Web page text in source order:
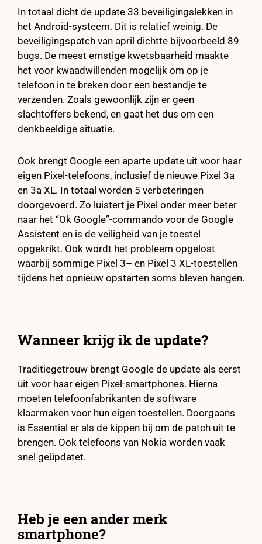
In totaal dicht de update 33 beveiligingslekken in
het Android-systeem. Dit is relatief weinig. De
beveiligingspatch van april dichtte bijvoorbeeld 89
bugs. De meest ernstige kwetsbaarheid maakte
het voor kwaadwillenden mogelijk om op je
telefoon in te breken door een bestandje te
verzenden. Zoals gewoonlijk zijn er geen
slachtoffers bekend, en gaat het dus om een
denkbeeldige situatie.
Ook brengt Google een aparte update uit voor haar
eigen Pixel-telefoons, inclusief de nieuwe Pixel 3a
en 3a XL. In totaal worden 5 verbeteringen
doorgevoerd. Zo luistert je Pixel onder meer beter
naar het “Ok Google”-commando voor de Google
Assistent en is de veiligheid van je toestel
opgekrikt. Ook wordt het probleem opgelost
waarbij sommige Pixel 3– en Pixel 3 XL-toestellen
tijdens het opnieuw opstarten soms bleven hangen.
Wanneer krijg ik de update?
Traditiegetrouw brengt Google de update als eerst
uit voor haar eigen Pixel-smartphones. Hierna
moeten telefoonfabrikanten de software
klaarmaken voor hun eigen toestellen. Doorgaans
is Essential er als de kippen bij om de patch uit te
brengen. Ook telefoons van Nokia worden vaak
snel geüpdatet.
Heb je een ander merk
smartphone?